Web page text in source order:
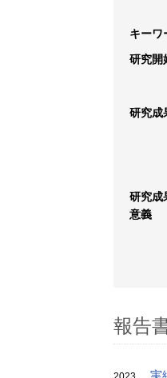
キーワ
研究開
研究成
研究成
意義
報告